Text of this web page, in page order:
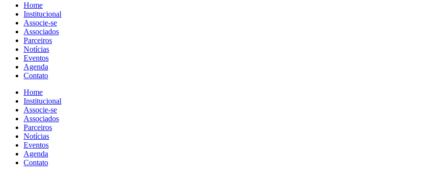
Home
Institucional
Associe-se
Associados
Parceiros
Notícias
Eventos
Agenda
Contato
Home
Institucional
Associe-se
Associados
Parceiros
Notícias
Eventos
Agenda
Contato